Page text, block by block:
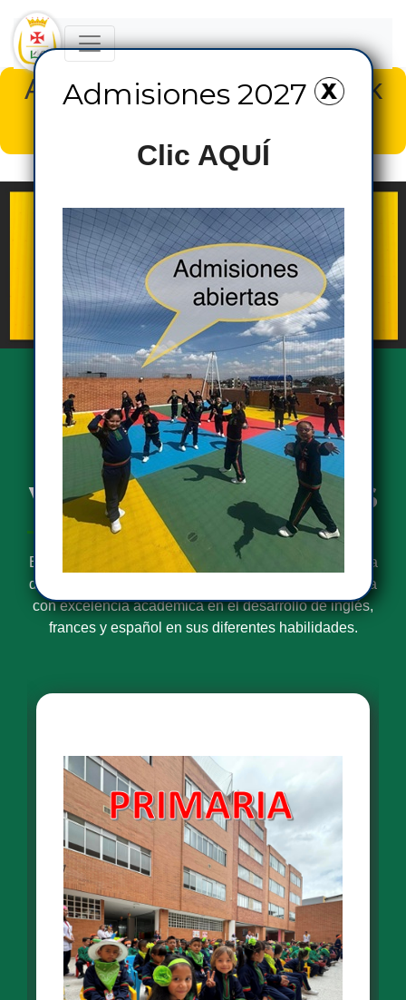
Admisiones 2027
Clic AQUÍ
Admisiones 2027, haz Click
NIVELES DE
ENSEÑANZA Y
VALORES AGREGADOS
El Liceo Santa Bernardita es una Institución Educativa
de caracter privado que forma estudiantes para la vida
con excelencia académica en el desarrollo de inglés,
frances y español en sus diferentes habilidades.